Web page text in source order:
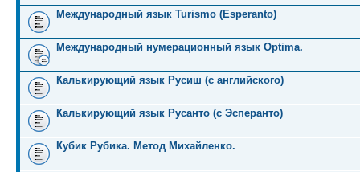
Международный язык Turismo (Esperanto)
Международный нумерационный язык Optima.
Калькирующий язык Русиш (с английского)
Калькирующий язык Русанто (с Эсперанто)
Кубик Рубика. Метод Михайленко.